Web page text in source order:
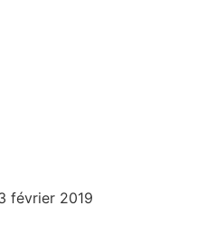
février 2019